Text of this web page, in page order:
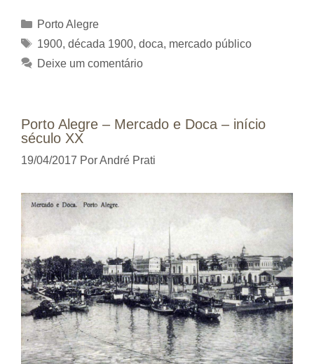
Categorias
Porto Alegre
Tags
1900, década 1900, doca, mercado público
Deixe um comentário
Porto Alegre – Mercado e Doca – início
século XX
19/04/2017 PorAndré Prati